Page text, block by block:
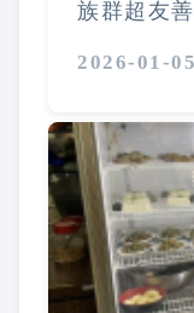
族群超友善
2026-01-